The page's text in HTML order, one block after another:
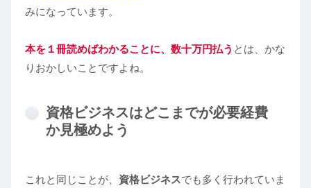
みになっています。
本を１冊読めばわかることに、 数十万円払う とは、かな
りおかしいことですよね。
資格ビジネスはどこまでが必要経費
か見極めよう
これと同じことが、 資格ビジネスでも多く行われていま